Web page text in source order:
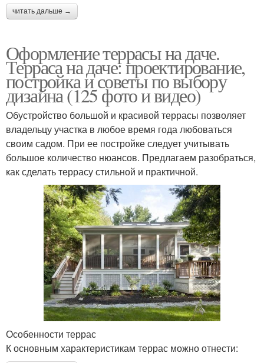
читать дальше →
Оформление террасы на даче.
Терраса на даче: проектирование,
постройка и советы по выбору
дизайна (125 фото и видео)
Обустройство большой и красивой террасы позволяет
владельцу участка в любое время года любоваться
своим садом. При ее постройке следует учитывать
большое количество нюансов. Предлагаем разобраться,
как сделать террасу стильной и практичной.
Особенности террас
К основным характеристикам террас можно отнести: